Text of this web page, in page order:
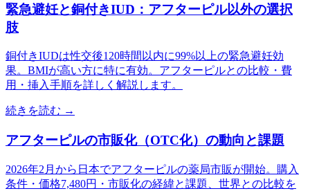
緊急避妊と銅付きIUD：アフターピル以外の選択
肢
銅付きIUDは性交後120時間以内に99%以上の緊急避妊効
果。BMIが高い方に特に有効。アフターピルとの比較・費
用・挿入手順を詳しく解説します。
続きを読む →
アフターピルの市販化（OTC化）の動向と課題
2026年2月から日本でアフターピルの薬局市販が開始。購入
条件・価格7,480円・市販化の経緯と課題、世界との比較を